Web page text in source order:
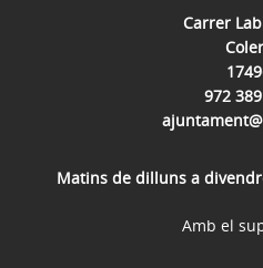
Carrer
972
Matins de dilluns a
Amb el